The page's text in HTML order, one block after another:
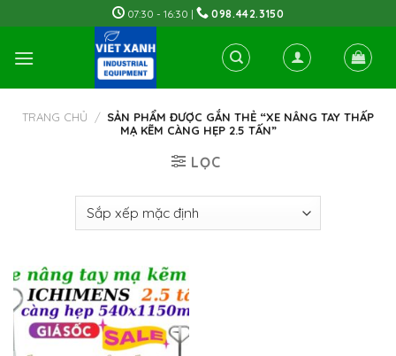
to
content
07:30 - 16:30 | 098.442.3150
TRANG CHỦ / SẢN PHẨM ĐƯỢC GẮN THẺ “XE NÂNG TAY THẤP
MẠ KẼM CÀNG HẸP 2.5 TẤN”
LỌC